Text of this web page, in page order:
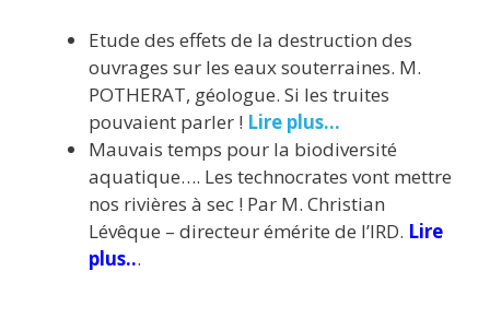
Etude des effets de la destruction des
ouvrages sur les eaux souterraines. M.
POTHERAT, géologue. Si les truites
pouvaient parler ! Lire plus…
Mauvais temps pour la biodiversité
aquatique…. Les technocrates vont mettre
nos rivières à sec ! Par M. Christian
Lévêque – directeur émérite de l’IRD. Lire
plus...